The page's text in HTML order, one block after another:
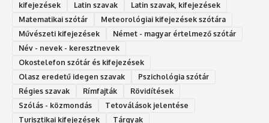
kifejezések
Latin szavak
Latin szavak, kifejezések
Matematikai szótár
Meteorológiai kifejezések szótára
Művészeti kifejezések
Német - magyar értelmező szótár
Név - nevek - keresztnevek
Okostelefon szótár és kifejezések
Olasz eredetű idegen szavak
Ps‮gólohciz‬ia s‮átóz‬r
Régies szavak
Rímfajták
Rövidítések
Szólás - közmondás
Tetoválások jelentése
Turisztikai kifejezések
Tárgyak